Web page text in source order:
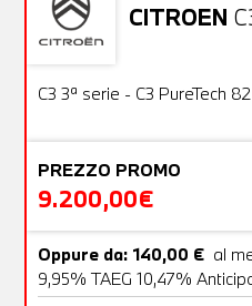
CITROEN
Usato
C3 3ª serie - C3 PureTech
PREZZO PROMO
9.200,00€
Oppure da: 140,00 € al
9,95% TAEG 10,47%